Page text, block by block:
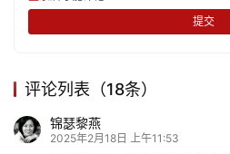
旅
儿
登录
提交
评论列表（18条）
锦瑟黎燕
2025年2月18日 上午11:53